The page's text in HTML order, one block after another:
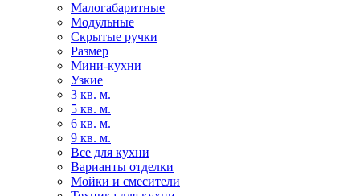
Малогабаритные
Модульные
Скрытые ручки
Размер
Мини-кухни
Узкие
3 кв. м.
5 кв. м.
6 кв. м.
9 кв. м.
Все для кухни
Варианты отделки
Мойки и смесители